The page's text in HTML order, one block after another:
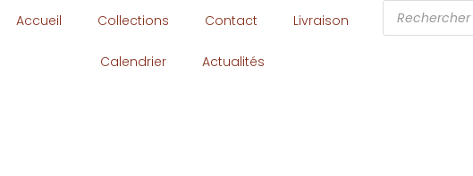
Accueil Collections Contact Livraison
Calendrier Actualités